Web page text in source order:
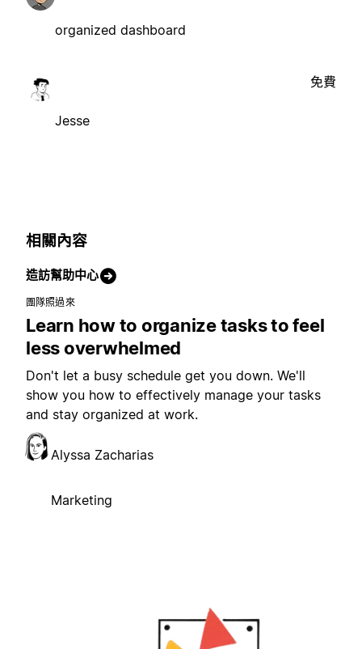
organized dashboard
Jesse
免費
相關內容
造訪幫助中心
團隊照過來
Learn how to organize tasks to feel
less overwhelmed
Don't let a busy schedule get you down. We'll
show you how to effectively manage your tasks
and stay organized at work.
Alyssa Zacharias
Marketing